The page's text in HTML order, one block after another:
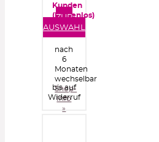
Kunden
(kostenlos)
ZUR
AUSWAHL
nach
6
Monaten
wechselbar
Shop-
Info
»
bis auf
Widerruf